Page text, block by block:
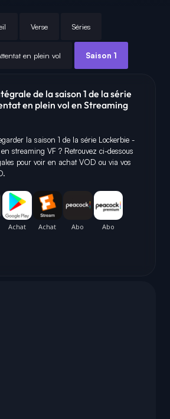
Verse Séries
en plein vol Saison 1
de la saison 1 de la série
en plein vol en Streaming
la saison 1 de la série Lockerbie -
streaming VF ? Retrouvez ci-dessous
pour voir en achat VOD ou via vos